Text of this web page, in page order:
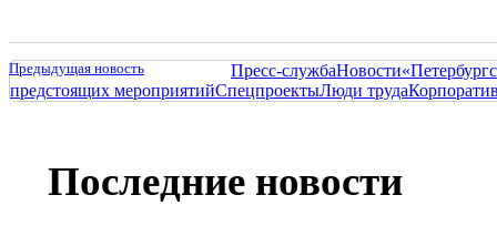
Предыдущая новость Пресс-службаНовости
предстоящих мероприятийСпецпроектыЛюди труда
Последние новости